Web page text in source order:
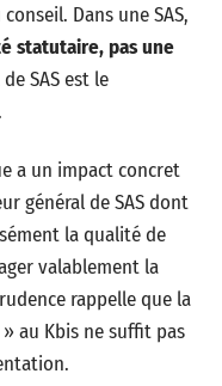
Dans une SAS,
statutaire, pas une
SAS est le
a un impact concret
général de SAS dont
la qualité de
valablement la
rappelle que la
au Kbis ne suffit pas